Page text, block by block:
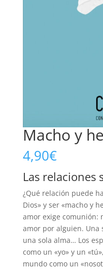
Macho y
4,90€
Las relaciones
¿Qué relación puede
Dios» y ser «macho y
amor exige comunión:
amor por alguien. Una
una sola alma… Los
como un «yo» y un
mundo como un